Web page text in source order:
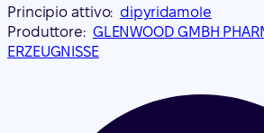
Principio attivo: dipyridamole
Produttore: GLENWOOD GMBH
ERZEUGNISSE